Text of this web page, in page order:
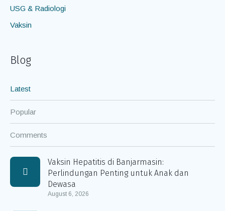
USG & Radiologi
Vaksin
Blog
Latest
Popular
Comments
Vaksin Hepatitis di Banjarmasin:
Perlindungan Penting untuk Anak dan
Dewasa
August 6, 2026